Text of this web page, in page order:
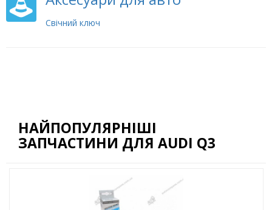
Свічний ключ
НАЙПОПУЛЯРНІШІ
ЗАПЧАСТИНИ ДЛЯ AUDI Q3